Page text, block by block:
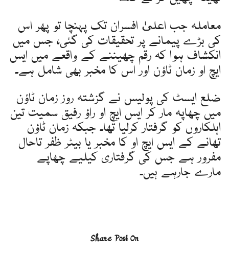
معاملہ جب اعلیٰ افسران تک پہنچا تو پھر اس
کی بڑے پیمانے پر تحقیقات کی گئی، جس میں
انکشاف ہوا کہ رقم چھیننے کے واقعے میں ایس
ایچ او زمان ٹاؤن اور اس کا مخبر بھی شامل ہے۔
ضلع ایسٹ کی پولیس نے گزشتہ روز زمان ٹاؤن
میں چھاپہ مار کر ایس ایچ او راؤ رفیق سمیت تین
اہلکاروں کو گرفتار کرلیا تھا۔ جبکہ زمان ٹاؤن
تھانے کے ایس ایچ او کا مخبر یا بیٹر ظفر تاحال
مفرور ہے جس کی گرفتاری کیلیے چھاپے
مارے جارہے ہیں۔
Share Post On